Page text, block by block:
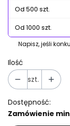
Od 500 szt.
Od 1000 szt.
Napisz, jeśli
Ilość
szt.
Dostępność:
Zamówienie